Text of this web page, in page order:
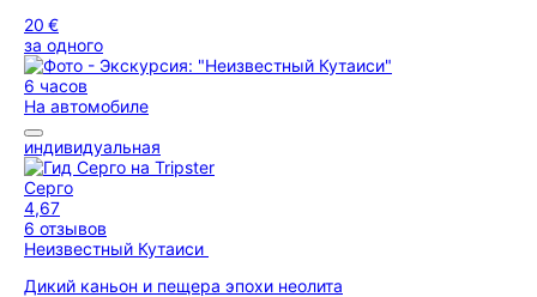
20 €
за одного
6 часов
На автомобиле
индивидуальная
Серго
4,67
6 отзывов
Неизвестный Кутаиси
Дикий каньон и пещера эпохи неолита